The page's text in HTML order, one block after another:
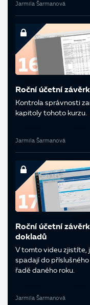
Jarmila Šarmanová
Roční účetní
Kontrola správnosti
kapitoly tohoto kurzu.
Jarmila Šarmanová
Roční účetní
dokladů
V tomto videu zjistíte,
spadají do
řadě daného roku.
Jarmila Šarmanová